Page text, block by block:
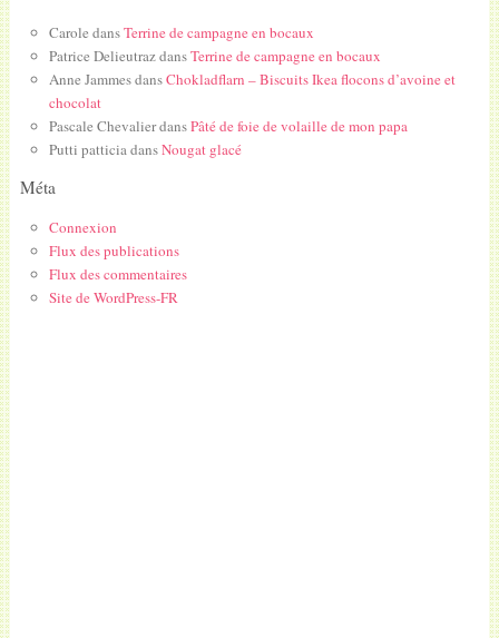
Carole dansTerrine de campagne en bocaux
Patrice DelieutrazdansTerrine de campagne en bocaux
Anne JammesdansChokladflarn – Biscuits Ikea flocons d’avoine et
chocolat
Pascale ChevalierdansPâté de foie de volaille de mon papa
Putti patticiadansNougat glacé
Méta
Connexion
Flux des publications
Flux des commentaires
Site de WordPress-FR